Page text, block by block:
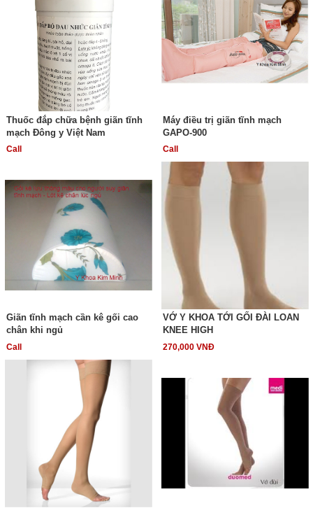
Thuốc đắp chữa bệnh giãn tĩnh
mạch Đông y Việt Nam
Call
Máy điều trị giãn tĩnh mạch
GAPO-900
Call
Giãn tĩnh mạch cần kê gối cao
chân khi ngủ
Call
VỚ Y KHOA TỚI GỐI ĐÀI LOAN
KNEE HIGH
270,000 VNĐ